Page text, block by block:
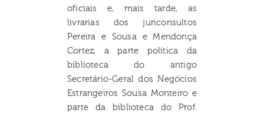
oficiais e, mais tarde, as
livrarias dos juriconsultos
Pereira e Sousa e Mendonça
Cortez, a parte política da
biblioteca do antigo
Secretário-Geral dos Negócios
Estrangeiros Sousa Monteiro e
parte da biblioteca do Prof.